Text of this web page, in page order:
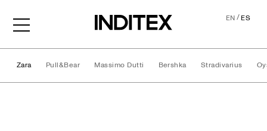
EN/ES
Zara Pull&Bear Massimo Dutti Bershka Stradivarius